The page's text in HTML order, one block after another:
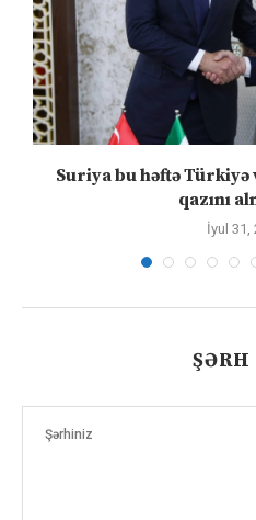
Suriya bu həftə
qazını
İyul 31,
ŞƏRH